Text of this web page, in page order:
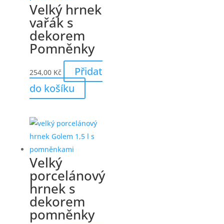
Velký hrnek
vařák s
dekorem
Pomněnky
254,00 Kč
Přidat
do košíku
Velký
porcelánový
hrnek s
dekorem
pomněnky